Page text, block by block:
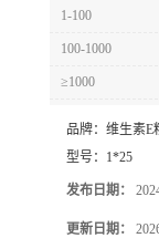
1-100
100-1000
≥1000
品牌： 维生素E
型号： 1*25
发布日期：
更新日期：